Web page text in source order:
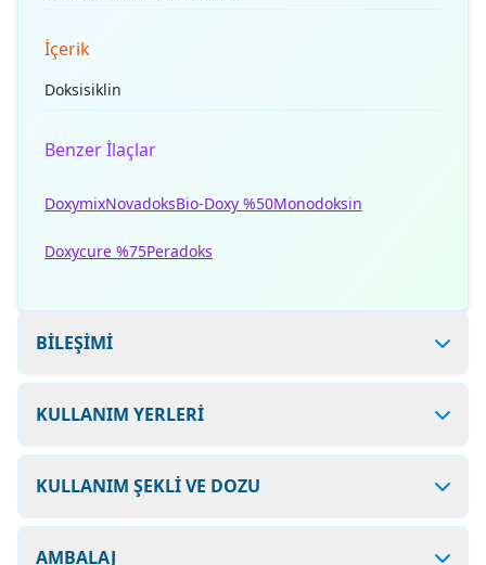
İçerik
Doksisiklin
Benzer İlaçlar
DoxymixNovadoksBio-Doxy %50Monodoksin
Doxycure %75Peradoks
BİLEŞİMİ
KULLANIM YERLERİ
KULLANIM ŞEKLİ VE DOZU
AMBALAJ